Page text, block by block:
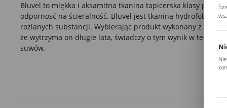
Bluvel to miękka i aksamitna tkanina tapicerska klasy
odpornosć na ścieralność. Bluvel jest tkaniną hydrofobową,
rozlanych substancji. Wybierając produkt wykonany z tej
że wytrzyma on długie lata, świadczy o tym wynik w teście
suwów.